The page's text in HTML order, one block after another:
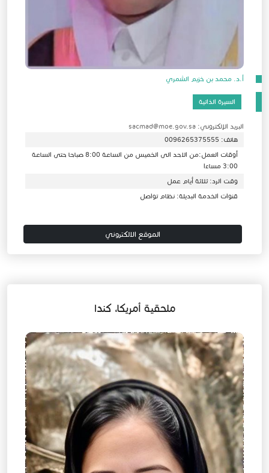
أ.د. محمد بن خزيم الشمري
السيرة الذاتية
البريد الإلكتروني: sacmad@moe.gov.sa
هاتف: 0096265375555
أوقات العمل:من الاحد الى الخميس من الساعة 8:00 صباحا حتى الساعة
3:00 مساءا
وقت الرد: ثلاثة أيام عمل
قنوات الخدمة البديلة: نظام تواصل
الموقع الالكتروني
ملحقية أمريكا، كندا